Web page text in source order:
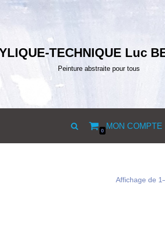
TECHNIQUE Luc
Peinture abstraite pour tous
0
MON COMPTE
Affichage de